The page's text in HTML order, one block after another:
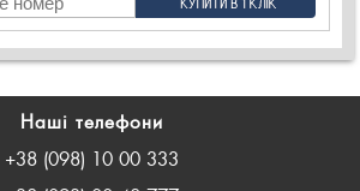
Наші телефони
+38 (098) 10 00 333